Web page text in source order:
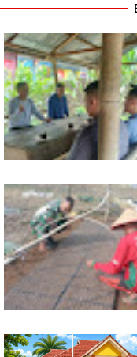
Sambil Ngopi, Plh. Pasiter
Kodim 0118/
Beri Motivasi Pemuda
Peserta Seleksi Komcad